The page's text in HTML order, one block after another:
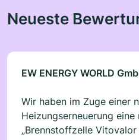
Neueste
EW ENERGY WORLD
Wir haben im Zuge einer
Heizungserneuerung eine
„Brennstoffzelle